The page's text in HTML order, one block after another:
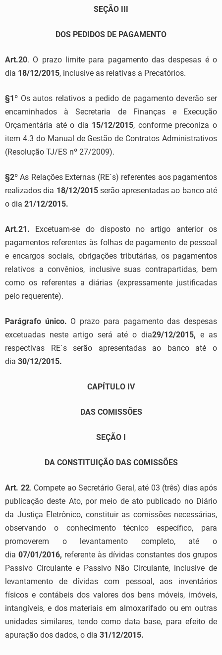
SEÇÃO III
DOS PEDIDOS DE PAGAMENTO
Art.20. O prazo limite para pagamento das despesas é o
dia 18/12/2015, inclusive as relativas a Precatórios.
§1º Os autos relativos a pedido de pagamento deverão ser
encaminhados à Secretaria de Finanças e Execução
Orçamentária até o dia 15/12/2015, conforme preconiza o
item 4.3 do Manual de Gestão de Contratos Administrativos
(Resolução TJ/ES nº 27/2009).
§2ºAs Relações Externas (RE´s) referentes aos pagamentos
realizados dia 18/12/2015serão apresentadas ao banco até
o dia 21/12/2015.
Art.21. Excetuam-se do disposto no artigo anterior os
pagamentos referentes às folhas de pagamento de pessoal
e encargos sociais, obrigações tributárias, os pagamentos
relativos a convênios, inclusive suas contrapartidas, bem
como os referentes a diárias (expressamente justificadas
pelo requerente).
Parágrafo único. O prazo para pagamento das despesas
excetuadas neste artigo será até o dia29/12/2015, e as
respectivas RE´s serão apresentadas ao banco até o
dia 30/12/2015.
CAPÍTULO IV
DAS COMISSÕES
SEÇÃO I
DA CONSTITUIÇÃO DAS COMISSÕES
Art. 22. Compete ao Secretário Geral, até 03 (três) dias após
publicação deste Ato, por meio de ato publicado no Diário
da Justiça Eletrônico, constituir as comissões necessárias,
observando o conhecimento técnico específico, para
promoverem o levantamento completo, até o
dia 07/01/2016, referente às dívidas constantes dos grupos
Passivo Circulante e Passivo Não Circulante, inclusive de
levantamento de dívidas com pessoal, aos inventários
físicos e contábeis dos valores dos bens móveis, imóveis,
intangíveis, e dos materiais em almoxarifado ou em outras
unidades similares, tendo como data base, para efeito de
apuração dos dados, o dia 31/12/2015.